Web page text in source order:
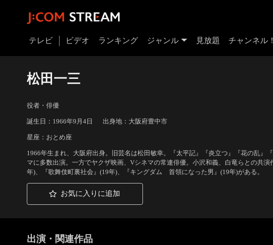
テレビ ビデオ ランキング ジャンル 見放題 チャンネル
松田一三
役者・俳優
誕生日：1966年9月4日 出身地：大阪府豊中市
星座：おとめ座
1966年生まれ、大阪府出身。旧芸名は松田敏幸。『太平記』『炎立つ』『花の乱』
マに多数出演。一方でヤクザ映画、Vシネマの常連俳優。小沢和義、白竜らとの共
年)、『歌舞伎町裏社会』(19年)、『キングダム 首領になった男』(19年)がある。
お気に入りに追加
出演・関連作品